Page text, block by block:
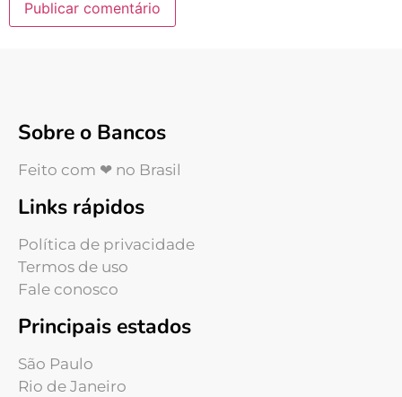
Sobre o Bancos
Feito com ❤ no Brasil
Links rápidos
Política de privacidade
Termos de uso
Fale conosco
Principais estados
São Paulo
Rio de Janeiro